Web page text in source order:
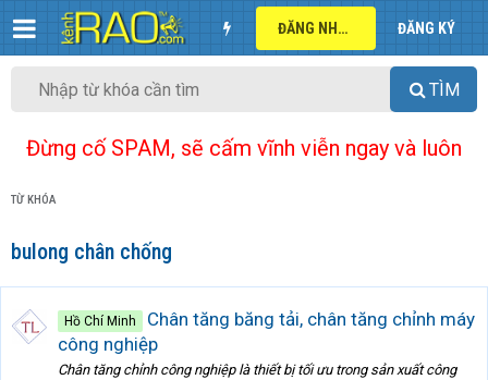
ĐĂNG NHẬP ĐĂNG KÝ
TÌM
Đừng cố SPAM, sẽ cấm vĩnh viễn ngay và luôn
TỪ KHÓA
bulong chân chống
Hồ Chí Minh
Chân tăng băng tải, chân tăng chỉnh máy
công nghiệp
Chân tăng chỉnh công nghiệp là thiết bị tối ưu trong sản xuất công